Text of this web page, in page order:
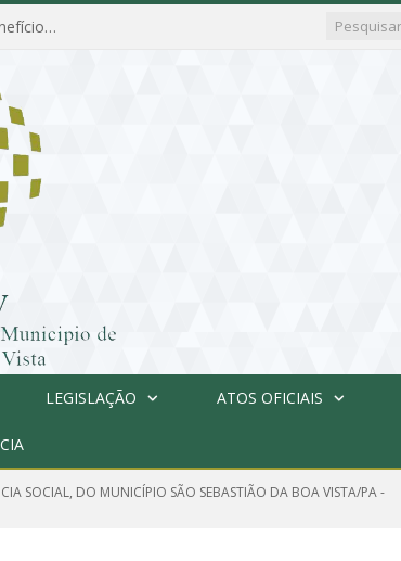
PORTARIA Nº 025/2026-GP/IPREVSSBV – CONCEDIDO, o benefício de PENSÃO a MARIA ESTELA DOS SANTOS SOUZA
LEGISLAÇÃO ATOS OFICIAIS
SOCIAL, DO MUNICÍPIO SÃO SEBASTIÃO DA BOA VISTA/PA -